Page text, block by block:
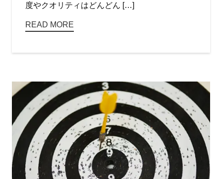
度やクオリティはどんどん […]
READ MORE